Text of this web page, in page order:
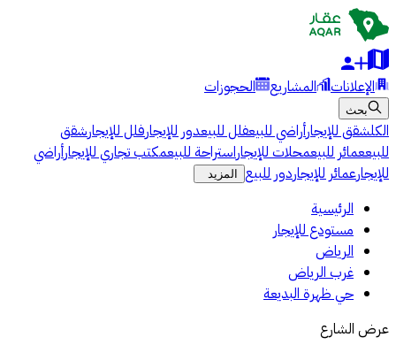
الإعلانات المشاريع الحجوزات
بحث
الكلشقق للإيجارأراضي للبيعفلل للبيعدور للإيجارفلل للإيجارشقق
للبيععمائر للبيعمحلات للإيجاراستراحة للبيعمكتب تجاري للإيجارأراضي
للإيجارعمائر للإيجاردور للبيع المزيد
الرئيسية
مستودع للإيجار
الرياض
غرب الرياض
حي ظهرة البديعة
عرض الشارع